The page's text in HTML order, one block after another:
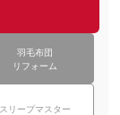
羽毛布団
リフォーム
スリープマスター